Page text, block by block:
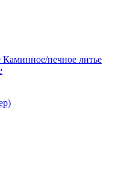
Каминное/печное литье